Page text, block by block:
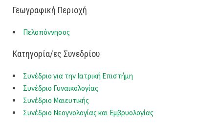
Γεωγραφική Περιοχή
Πελοπόννησος
Κατηγορία/ες Συνεδρίου
Συνέδριο για την Ιατρική Επιστήμη
Συνέδριο Γυναικολογίας
Συνέδριο Μαιευτικής
Συνέδριο Νεογνολογίας και Εμβρυολογίας